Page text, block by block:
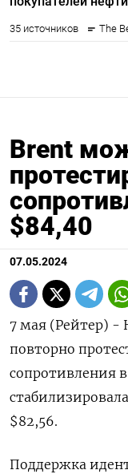
Brent
$84,40
07.05.2024
7 мая (Рейтер) -
повторно
сопротивления в
$82,56.
Поддержка